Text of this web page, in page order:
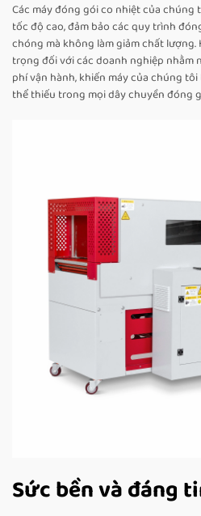
Các máy đóng gói co nhiệt của
tốc độ cao, đảm bảo các quy trình
chóng mà không làm giảm chất lượng.
trọng đối với các doanh nghiệp nhằm
phí vận hành, khiến máy của chúng
thể thiếu trong mọi dây chuyền đóng
Sức bền và đáng